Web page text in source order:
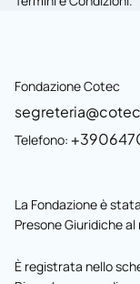
Fondazione Cotec
Telefono:
La Fondazione è
Presone Giuridiche al
È registrata nello